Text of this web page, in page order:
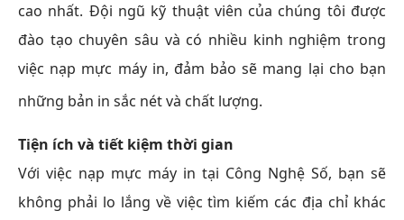
cao nhất. Đội ngũ kỹ thuật viên của chúng tôi được
đào tạo chuyên sâu và có nhiều kinh nghiệm trong
việc nạp mực máy in, đảm bảo sẽ mang lại cho bạn
những bản in sắc nét và chất lượng.
Tiện ích và tiết kiệm thời gian
Với việc nạp mực máy in tại Công Nghệ Số, bạn sẽ
không phải lo lắng về việc tìm kiếm các địa chỉ khác